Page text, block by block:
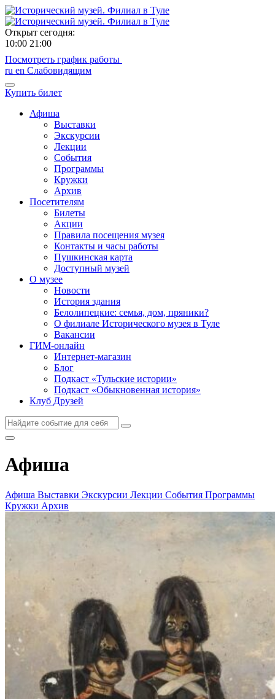
Открыт сегодня:
10:00 21:00
Посмотреть график работы
ru en Слабовидящим
Купить билет
Афиша
Выставки
Экскурсии
Лекции
События
Программы
Кружки
Архив
Посетителям
Билеты
Акции
Правила посещения музея
Контакты и часы работы
Пушкинская карта
Доступный музей
О музее
Новости
История здания
Белолипецкие: семья, дом, пряники?
О филиале Исторического музея в Туле
Вакансии
ГИМ-онлайн
Интернет-магазин
Блог
Подкаст «Тульские истории»
Подкаст «Обыкновенная история»
Клуб Друзей
Афиша
Афиша Выставки Экскурсии Лекции События Программы
Кружки Архив